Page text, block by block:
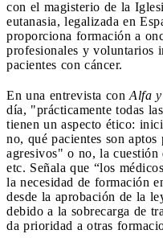
con el magisterio de la
eutanasia, legalizada en
proporciona formación a
profesionales y voluntarios
pacientes con cáncer.
En una entrevista con Alfa
día, "prácticamente todas
tienen un aspecto ético:
no, qué pacientes son
agresivos" o no, la cuestión
etc. Señala que “los
la necesidad de formación
desde la aprobación de la
debido a la sobrecarga de
da prioridad a otras